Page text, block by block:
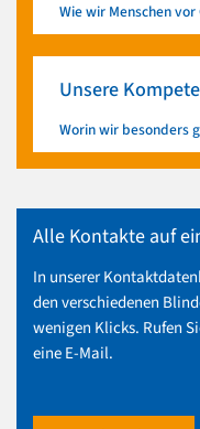
Wie wir Menschen
Unsere
Worin wir besonders
Alle Kontakte auf
In unserer
den verschiedenen
wenigen Klicks. Rufen
eine E-Mail.